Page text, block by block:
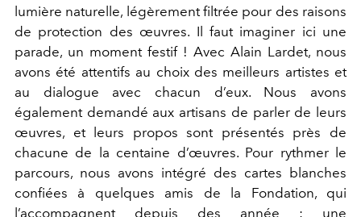
lumière naturelle, légèrement filtrée pour des raisons
de protection des œuvres. Il faut imaginer ici une
parade, un moment festif ! Avec Alain Lardet, nous
avons été attentifs au choix des meilleurs artistes et
au dialogue avec chacun d’eux. Nous avons
également demandé aux artisans de parler de leurs
œuvres, et leurs propos sont présentés près de
chacune de la centaine d’œuvres. Pour rythmer le
parcours, nous avons intégré des cartes blanches
confiées à quelques amis de la Fondation, qui
l’accompagnent depuis des année : une